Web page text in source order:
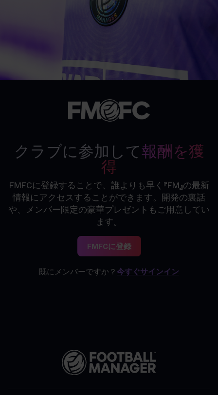
クラブに参加して報酬を獲
得
FMFCに登録することで、誰よりも早く『FM』の最新
情報にアクセスすることができます。開発の裏話
や、メンバー限定の豪華プレゼントもご用意してい
ます。
FMFCに登録
既にメンバーですか？ 今すぐサインイン